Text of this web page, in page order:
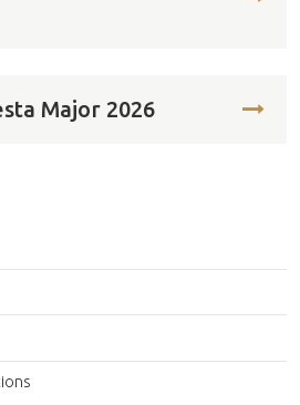
Major 2026